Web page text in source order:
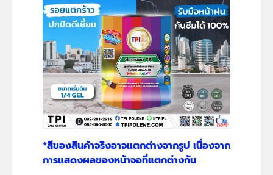
*สีของสินค้าจริงอาจแตกต่างจากรูป เนื่องจาก
การแสดงผลของหน้าจอที่แตกต่างกัน